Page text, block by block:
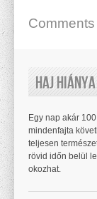
Haj Hiánya
Egy nap akár
mindenfajta
teljesen
rövid időn belül
okozhat.